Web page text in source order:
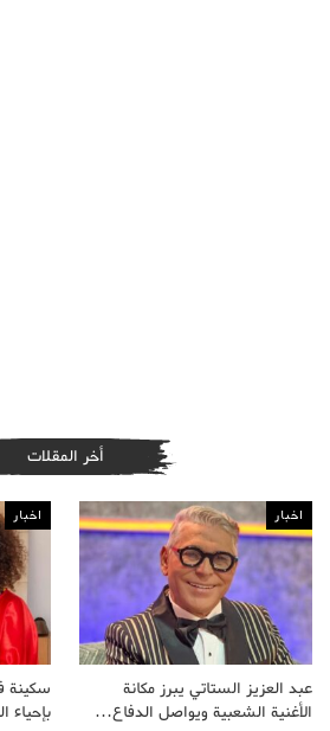
أخر المقلات
اخبار
عبد العزيز الستاتي يبرز مكانة
الأغنية الشعبية ويواصل الدفاع…
اخبار
سكينة
بإحياء